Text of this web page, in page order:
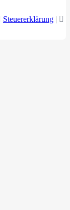
Steuererklärung |